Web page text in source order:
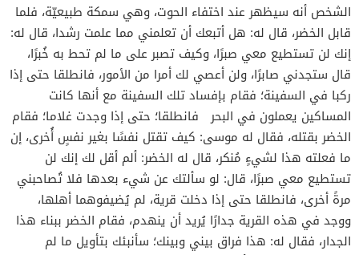
الشخص أنه سيظهر عند اختفاء الحوت، وهي سمكة طبيعيّة، فلما
قابل الخضر، قال له: هل أتبعك أن تعلمني مما علمت رشدا، قال له:
إنك لن تستطيع معي صبرًا، وكيف تصبر على ما لم تحط به خُبرًا،
قال ستجدني صابرًا، ولن أعصي لك أمرا من الأمور، فانطلقا حتى إذا
ركبا في السفينة؛ فقام بإفساد تلك السفينة مع أنها كانت
المساكين يعملون في البحر فانطلقا؛ حتى إذا وجدت غلاما؛ فقام
الخضر بقتله، فقال له موسى: كيف تقتل نفسًا بغير نفسٍ أُخرى، إن
ما فعلته هذا لشيءٍ مُنكر، قال له الخضر: ألم أقل لك إنك لن
تستطيع معي صبرًا، قال: لو سألتك عن شيء بعدها فلا تُصاحبني
مرةً أخرى، فانطلقا حتى إذا دخلت قرية، لم يُضيفوهما أهلها،
ووجد في هذه القرية جدارًا يُريد أن ينهدم، فقام الخضر ببناء هذا
الجدار، فقال له: هذا فراق بيني وبينك؛ سأنبئك بتأويل ما لم